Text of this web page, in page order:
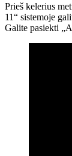
Prieš kelerius
11“ sistemoje
Galite pasiekti